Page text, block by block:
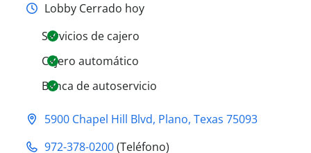
Lobby Cerrado hoy
Servicios de cajero
Cajero automático
Banca de autoservicio
5900 Chapel Hill Blvd, Plano, Texas 75093
972-378-0200(Teléfono)